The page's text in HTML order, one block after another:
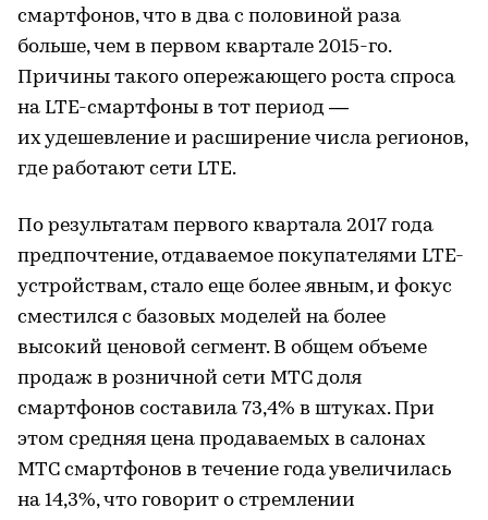
смартфонов, что в два с половиной раза
больше, чем в первом квартале 2015-го.
Причины такого опережающего роста спроса
на LTE-смартфоны в тот период —
их удешевление и расширение числа регионов,
где работают сети LTE.
По результатам первого квартала 2017 года
предпочтение, отдаваемое покупателями LTE-
устройствам, стало еще более явным, и фокус
сместился с базовых моделей на более
высокий ценовой сегмент. В общем объеме
продаж в розничной сети МТС доля
смартфонов составила 73,4% в штуках. При
этом средняя цена продаваемых в салонах
МТС смартфонов в течение года увеличилась
на 14,3%, что говорит о стремлении